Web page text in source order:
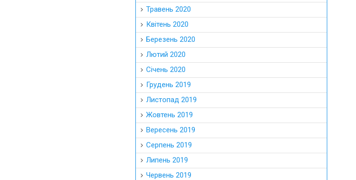
Травень 2020
Квітень 2020
Березень 2020
Лютий 2020
Січень 2020
Грудень 2019
Листопад 2019
Жовтень 2019
Вересень 2019
Серпень 2019
Липень 2019
Червень 2019